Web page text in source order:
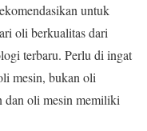
untuk
oli berkualitas dari
terbaru. Perlu di ingat
mesin, bukan oli
dan oli mesin memiliki